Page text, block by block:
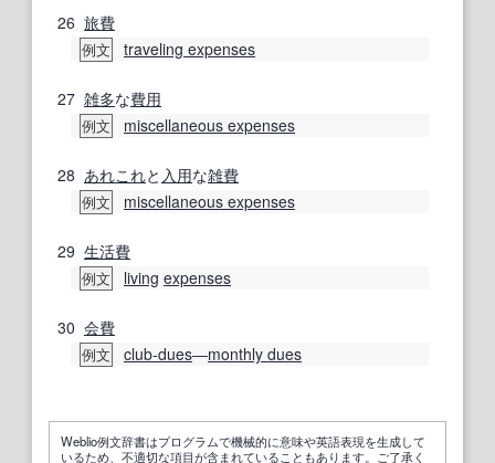
26 旅費
例文 traveling expenses
27 雑多な費用
例文 miscellaneous expenses
28 あれこれと 入用な雑費
例文 miscellaneous expenses
29 生活費
例文 living expenses
30 会費
例文 club-dues―monthly dues
Weblio例文辞書はプログラムで機械的に意味や英語表現を生成して
いるため、不適切な項目が含まれていることもあります。ご了承く